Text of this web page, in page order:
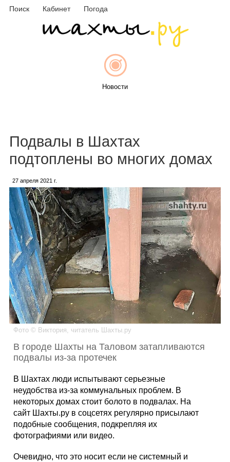
Поиск Кабинет Погода
Новости
Каталог
Инфо
Гороскоп
Карты
Фотогалерея
Подвалы в Шахтах
подтоплены во многих домах
27 апреля 2021 г.
Фото © Виктория, читатель Шахты.ру
В городе Шахты на Таловом затапливаются
подвалы из-за протечек
В Шахтах люди испытывают серьезные
неудобства из-за коммунальных проблем. В
некоторых домах стоит болото в подвалах. На
сайт Шахты.ру в соцсетях регулярно присылают
подобные сообщения, подкрепляя их
фотографиями или видео.
Очевидно, что это носит если не системный и